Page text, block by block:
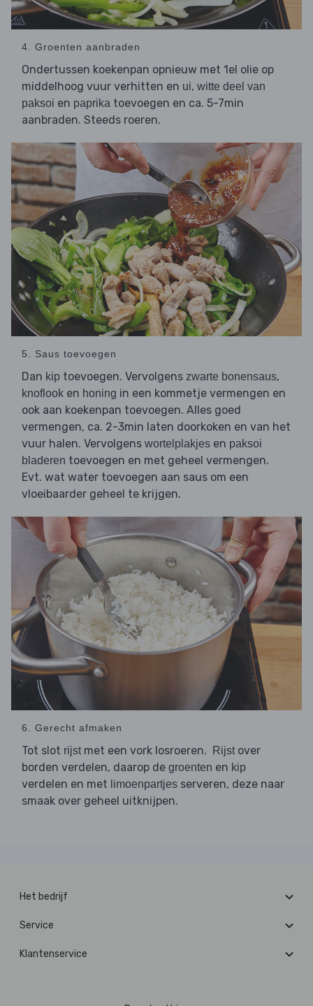
4. Groenten aanbraden
Ondertussen koekenpan opnieuw met 1el olie op
middelhoog vuur verhitten en ui, witte deel van
paksoi en paprika toevoegen en ca. 5-7min
aanbraden. Steeds roeren.
5. Saus toevoegen
Dan kip toevoegen. Vervolgens zwarte bonensaus,
knoflook en honing in een kommetje vermengen en
ook aan koekenpan toevoegen. Alles goed
vermengen, ca. 2-3min laten doorkoken en van het
vuur halen. Vervolgens wortelplakjes en paksoi
bladeren toevoegen en met geheel vermengen.
Evt. wat water toevoegen aan saus om een
vloeibaarder geheel te krijgen.
6. Gerecht afmaken
Tot slot rijstmet een vork losroeren. Rijstover
borden verdelen, daarop de groenten en kip
verdelen en met limoenpartjes serveren, deze naar
smaak over geheel uitknijpen.
Het bedrijf
Service
Klantenservice